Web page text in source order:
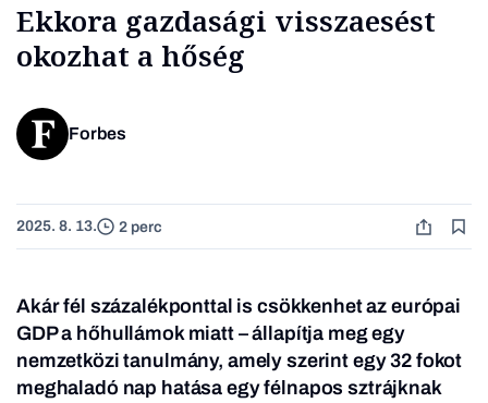
Ekkora gazdasági visszaesést
okozhat a hőség
Forbes
2025. 8. 13. 2 perc
Akár fél százalékponttal is csökkenhet az európai
GDP a hőhullámok miatt – állapítja meg egy
nemzetközi tanulmány, amely szerint egy 32 fokot
meghaladó nap hatása egy félnapos sztrájknak